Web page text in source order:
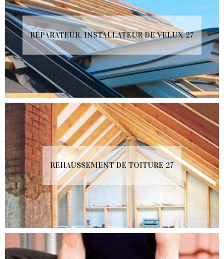
RÉPARATEUR, INSTALLATEUR DE VELUX 27
REHAUSSEMENT DE TOITURE 27